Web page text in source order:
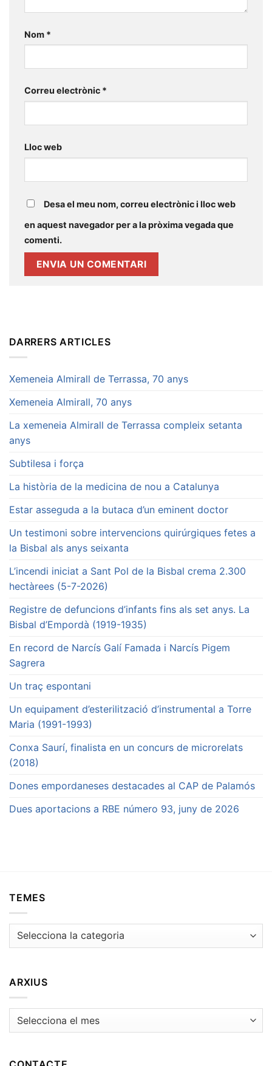
Nom *
Correu electrònic *
Lloc web
Desa el meu nom, correu electrònic i lloc web
en aquest navegador per a la pròxima vegada que
comenti.
DARRERS ARTICLES
Xemeneia Almirall de Terrassa, 70 anys
Xemeneia Almirall, 70 anys
La xemeneia Almirall de Terrassa compleix setanta
anys
Subtilesa i força
La història de la medicina de nou a Catalunya
Estar asseguda a la butaca d’un eminent doctor
Un testimoni sobre intervencions quirúrgiques fetes a
la Bisbal als anys seixanta
L’incendi iniciat a Sant Pol de la Bisbal crema 2.300
hectàrees (5-7-2026)
Registre de defuncions d’infants fins als set anys. La
Bisbal d’Empordà (1919-1935)
En record de Narcís Galí Famada i Narcís Pigem
Sagrera
Un traç espontani
Un equipament d’esterilització d’instrumental a Torre
Maria (1991-1993)
Conxa Saurí, finalista en un concurs de microrelats
(2018)
Dones empordaneses destacades al CAP de Palamós
Dues aportacions a RBE número 93, juny de 2026
TEMES
Temes
ARXIUS
Arxius